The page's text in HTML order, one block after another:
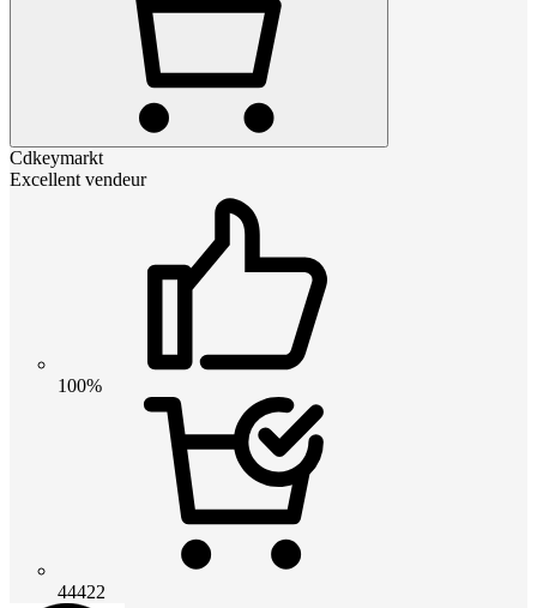
Cdkeymarkt
Excellent vendeur
100%
44422